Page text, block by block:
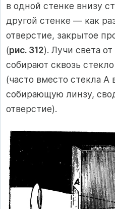
в одной стенке внизу
другой стенке — как
отверстие, закрытое
(рис. 312). Лучи света
собирают сквозь
(часто вместо стекла А
собирающую линзу,
отверстие).